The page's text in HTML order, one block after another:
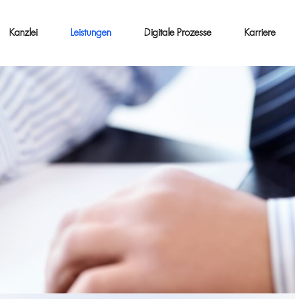
Kanzlei Leistungen Digitale Prozesse Karriere